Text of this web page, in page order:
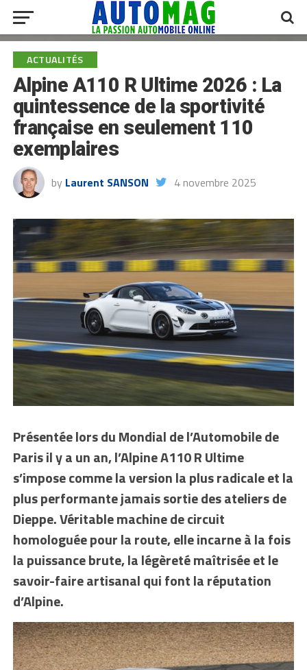
ACTUALITÉS
Alpine A110 R Ultime 2026 : La
quintessence de la sportivité
française en seulement 110
exemplaires
by Laurent SANSON 4 novembre 2025
Présentée lors du Mondial de l’Automobile de
Paris il y a un an, l’Alpine A110 R Ultime
s’impose comme la version la plus radicale et la
plus performante jamais sortie des ateliers de
Dieppe. Véritable machine de circuit
homologuée pour la route, elle incarne à la fois
la puissance brute, la légèreté maîtrisée et le
savoir-faire artisanal qui font la réputation
d’Alpine.